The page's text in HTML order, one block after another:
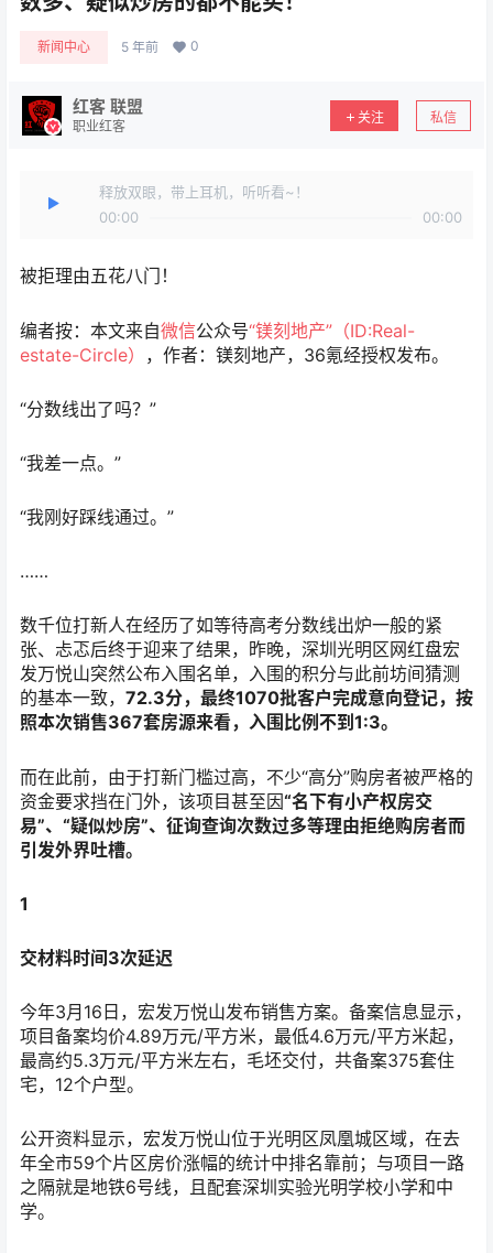
新闻中心 5 年前 0
红客 联盟
职业红客
关注 私信
释放双眼，带上耳机，听听看~！
00:00
00:00
被拒理由五花八门！
编者按：本文来自微信公众号“镁刻地产”（ID:Real-
estate-Circle） ，作者：镁刻地产，36氪经授权发布。
“分数线出了吗？”
“我差一点。”
“我刚好踩线通过。”
……
数千位打新人在经历了如等待高考分数线出炉一般的紧
张、忐忑后终于迎来了结果，昨晚，深圳光明区网红盘宏
发万悦山突然公布入围名单，入围的积分与此前坊间猜测
的基本一致， 72.3分，最终1070批客户完成意向登记，按
照本次销售367套房源来看，入围比例不到1:3。
而在此前，由于打新门槛过高，不少“高分”购房者被严格的
资金要求挡在门外，该项目甚至因“名下有小产权房交
易”、“疑似炒房”、征询查询次数过多等理由拒绝购房者而
引发外界吐槽。
1
交材料时间3次延迟
今年3月16日，宏发万悦山发布销售方案。备案信息显示，
项目备案均价4.89万元/平方米，最低4.6万元/平方米起，
最高约5.3万元/平方米左右，毛坯交付，共备案375套住
宅，12个户型。
公开资料显示，宏发万悦山位于光明区凤凰城区域，在去
年全市59个片区房价涨幅的统计中排名靠前；与项目一路
之隔就是地铁6号线，且配套深圳实验光明学校小学和中
学。